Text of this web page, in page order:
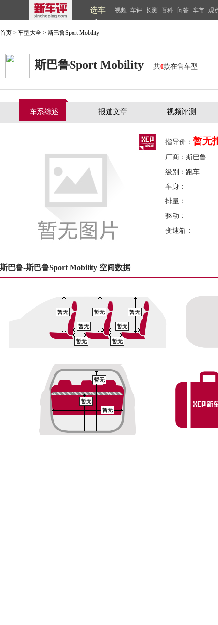
选车 视频 车评 长测 百科 问答 车市 观
首页 > 车型大全 > 斯巴鲁Sport Mobility
斯巴鲁Sport Mobility 共0款在售车型
车系综述 报道文章 视频评测
指导价： 暂无
厂商：斯巴鲁
级别：跑车
车身：
排量：
驱动：
变速箱：
斯巴鲁-斯巴鲁Sport Mobility 空间数据
暂无 暂无 暂无
暂无
暂无 暂无
暂无
暂无
暂无
暂无